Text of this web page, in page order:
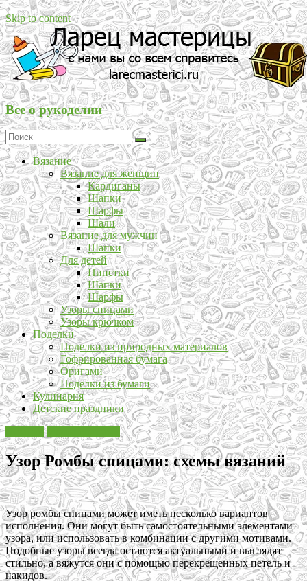
Skip to content
Все о рукоделии
Вязание
Вязание для женщин
Кардиганы
Шапки
Шарфы
Шали
Вязание для мужчин
Шапки
Для детей
Пинетки
Шапки
Шарфы
Узоры спицами
Узоры крючком
Поделки
Поделки из природных материалов
Гофрированная бумага
Оригами
Поделки из бумаги
Кулинария
Детские праздники
Узор Ромбы спицами: схемы вязаний
Узор ромбы спицами может иметь несколько вариантов
исполнения. Они могут быть самостоятельными элементами
узора, или использовать в комбинации с другими мотивами.
Подобные узоры всегда остаются актуальными и выглядят
стильно, а вяжутся они с помощью перекрещенных петель и
накидов.